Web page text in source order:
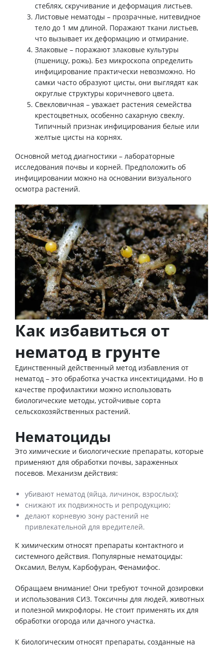
стеблях, скручивание и деформация листьев.
Листовые нематоды – прозрачные, нитевидное
тело до 1 мм длиной. Поражают ткани листьев,
что вызывает их деформацию и отмирание.
Злаковые – поражают злаковые культуры
(пшеницу, рожь). Без микроскопа определить
инфицирование практически невозможно. Но
самки часто образуют цисты, они выглядят как
округлые структуры коричневого цвета.
Свекловичная – уважает растения семейства
крестоцветных, особенно сахарную свеклу.
Типичный признак инфицирования белые или
желтые цисты на корнях.
Основной метод диагностики – лабораторные
исследования почвы и корней. Предположить об
инфицировании можно на основании визуального
осмотра растений.
Как избавиться от
нематод в грунте
Единственный действенный метод избавления от
нематод – это обработка участка инсектицидами. Но в
качестве профилактики можно использовать
биологические методы, устойчивые сорта
сельскохозяйственных растений.
Нематоциды
Это химические и биологические препараты, которые
применяют для обработки почвы, зараженных
посевов. Механизм действия:
убивают нематод (яйца, личинок, взрослых);
снижают их подвижность и репродукцию;
делают корневую зону растений не
привлекательной для вредителей.
К химическим относят препараты контактного и
системного действия. Популярные нематоциды:
Оксамил, Велум, Карбофуран, Фенамифос.
Обращаем внимание! Они требуют точной дозировки
и использования СИЗ. Токсичны для людей, животных
и полезной микрофлоры. Не стоит применять их для
обработки огорода или дачного участка.
К биологическим относят препараты, созданные на